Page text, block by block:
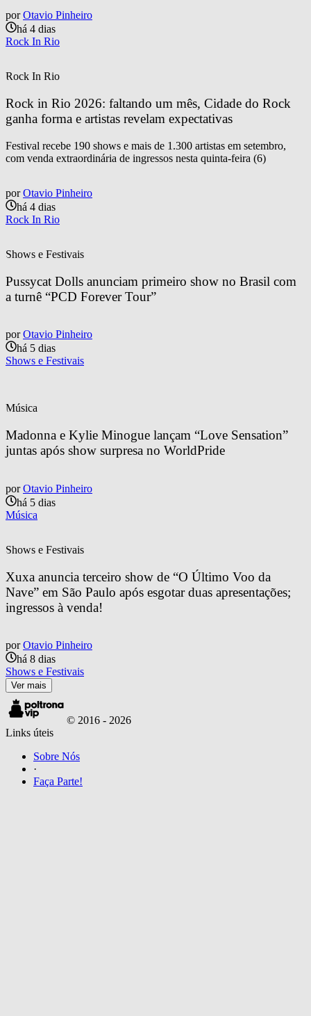
por Otavio Pinheiro
há 4 dias
Rock In Rio
Rock In Rio
Rock in Rio 2026: faltando um mês, Cidade do Rock
ganha forma e artistas revelam expectativas
Festival recebe 190 shows e mais de 1.300 artistas em setembro,
com venda extraordinária de ingressos nesta quinta-feira (6)
por Otavio Pinheiro
há 4 dias
Rock In Rio
Shows e Festivais
Pussycat Dolls anunciam primeiro show no Brasil com
a turnê “PCD Forever Tour”
por Otavio Pinheiro
há 5 dias
Shows e Festivais
Música
Madonna e Kylie Minogue lançam “Love Sensation”
juntas após show surpresa no WorldPride
por Otavio Pinheiro
há 5 dias
Música
Shows e Festivais
Xuxa anuncia terceiro show de “O Último Voo da
Nave” em São Paulo após esgotar duas apresentações;
ingressos à venda!
por Otavio Pinheiro
há 8 dias
Shows e Festivais
Ver mais
© 2016 - 2026
Links úteis
Sobre Nós
·
Faça Parte!